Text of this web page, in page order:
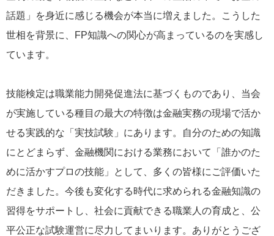
話題」を身近に感じる機会が本当に増えました。こうした
世相を背景に、FP知識への関心が高まっているのを実感し
ています。
技能検定は職業能力開発促進法に基づくものであり、当会
が実施している種目の最大の特徴は金融実務の現場で活か
せる実践的な「実技試験」にあります。自分のための知識
にとどまらず、金融機関における業務において「誰かのた
めに活かすプロの技能」として、多くの皆様にご評価いた
だきました。今後も変化する時代に求められる金融知識の
習得をサポートし、社会に貢献できる職業人の育成と、公
平公正な試験運営に尽力してまいります。ありがとうござ